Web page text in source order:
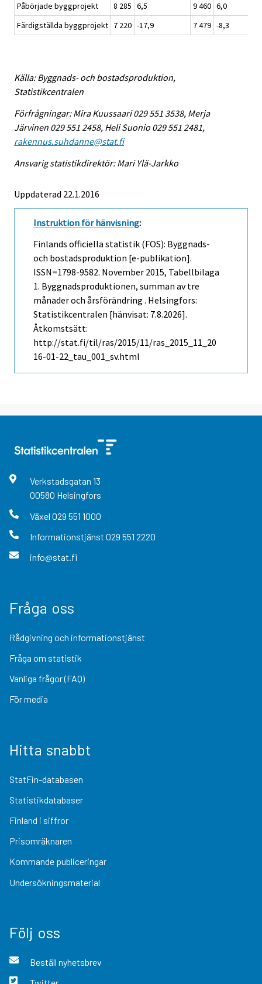
Påbörjade byggprojekt
8 285 6,5 9 460 6,0
Färdigställda byggprojekt 7 220 -17,9 7 479 -8,3
Källa: Byggnads- och bostadsproduktion,
Statistikcentralen
Förfrågningar: Mira Kuussaari 029 551 3538, Merja
Järvinen 029 551 2458, Heli Suonio 029 551 2481,
rakennus.suhdanne@stat.fi
Ansvarig statistikdirektör: Mari Ylä-Jarkko
Uppdaterad 22.1.2016
Instruktion för hänvisning:
Finlands officiella statistik (FOS): Byggnads-
och bostadsproduktion [e-publikation].
ISSN=1798-9582. November 2015, Tabellbilaga
1. Byggnadsproduktionen, summan av tre
månader och årsförändring . Helsingfors:
Statistikcentralen [hänvisat: 7.8.2026].
Åtkomstsätt:
http://stat.fi/til/ras/2015/11/ras_2015_11_20
16-01-22_tau_001_sv.html
Verkstadsgatan 13
00580 Helsingfors
Växel 029 551 1000
Informationstjänst 029 551 2220
info@stat.fi
Fråga oss
Rådgivning och informationstjänst
Fråga om statistik
Vanliga frågor (FAQ)
För media
Hitta snabbt
StatFin-databasen
Statistikdatabaser
Finland i siffror
Prisomräknaren
Kommande publiceringar
Undersökningsmaterial
Följ oss
Beställ nyhetsbrev